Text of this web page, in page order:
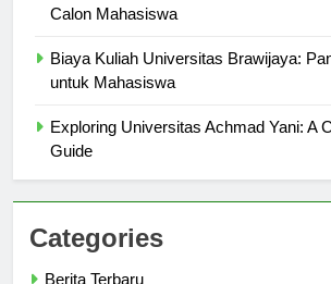
Calon Mahasiswa
Biaya Kuliah Universitas Brawijaya:
untuk Mahasiswa
Exploring Universitas Achmad Yani: A
Guide
Categories
Berita Terbaru